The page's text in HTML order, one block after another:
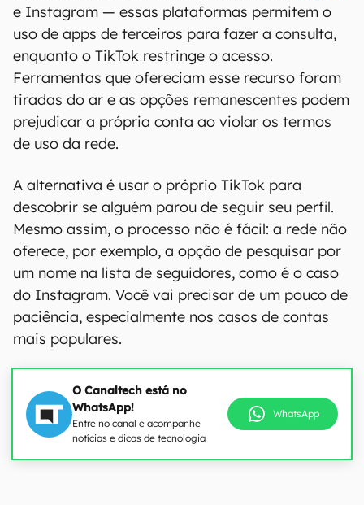
e Instagram — essas plataformas permitem o
uso de apps de terceiros para fazer a consulta,
enquanto o TikTok restringe o acesso.
Ferramentas que ofereciam esse recurso foram
tiradas do ar e as opções remanescentes podem
prejudicar a própria conta ao violar os termos
de uso da rede.
A alternativa é usar o próprio TikTok para
descobrir se alguém parou de seguir seu perfil.
Mesmo assim, o processo não é fácil: a rede não
oferece, por exemplo, a opção de pesquisar por
um nome na lista de seguidores, como é o caso
do Instagram. Você vai precisar de um pouco de
paciência, especialmente nos casos de contas
mais populares.
O Canaltech está no
WhatsApp!
Entre no canal e acompanhe
notícias e dicas de tecnologia
WhatsApp